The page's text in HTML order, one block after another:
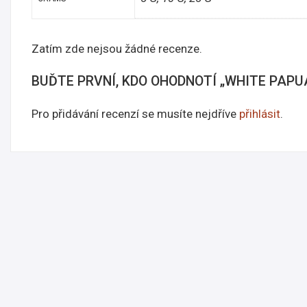
Zatím zde nejsou žádné recenze.
BUĎTE PRVNÍ, KDO OHODNOTÍ „WHITE
Pro přidávání recenzí se musíte nejdříve přihlásit.